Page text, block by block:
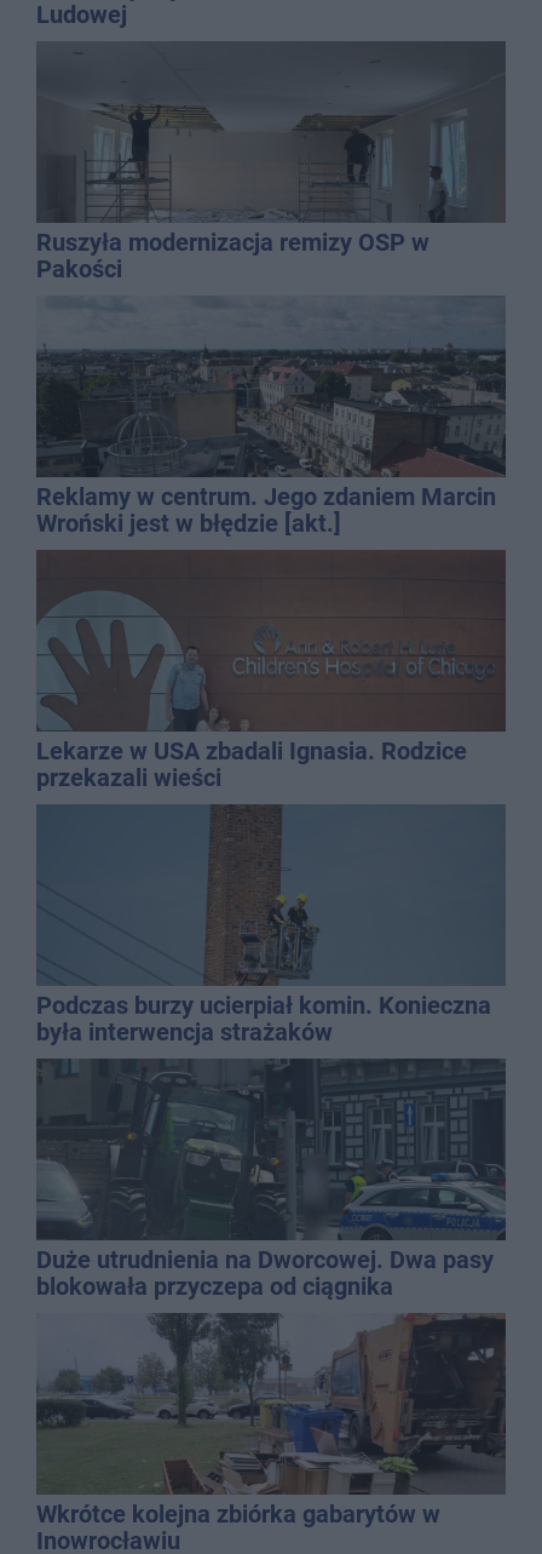
Ludowej
Ruszyła modernizacja remizy OSP w
Pakości
Reklamy w centrum. Jego zdaniem Marcin
Wroński jest w błędzie [akt.]
Lekarze w USA zbadali Ignasia. Rodzice
przekazali wieści
Podczas burzy ucierpiał komin. Konieczna
była interwencja strażaków
Duże utrudnienia na Dworcowej. Dwa pasy
blokowała przyczepa od ciągnika
Wkrótce kolejna zbiórka gabarytów w
Inowrocławiu